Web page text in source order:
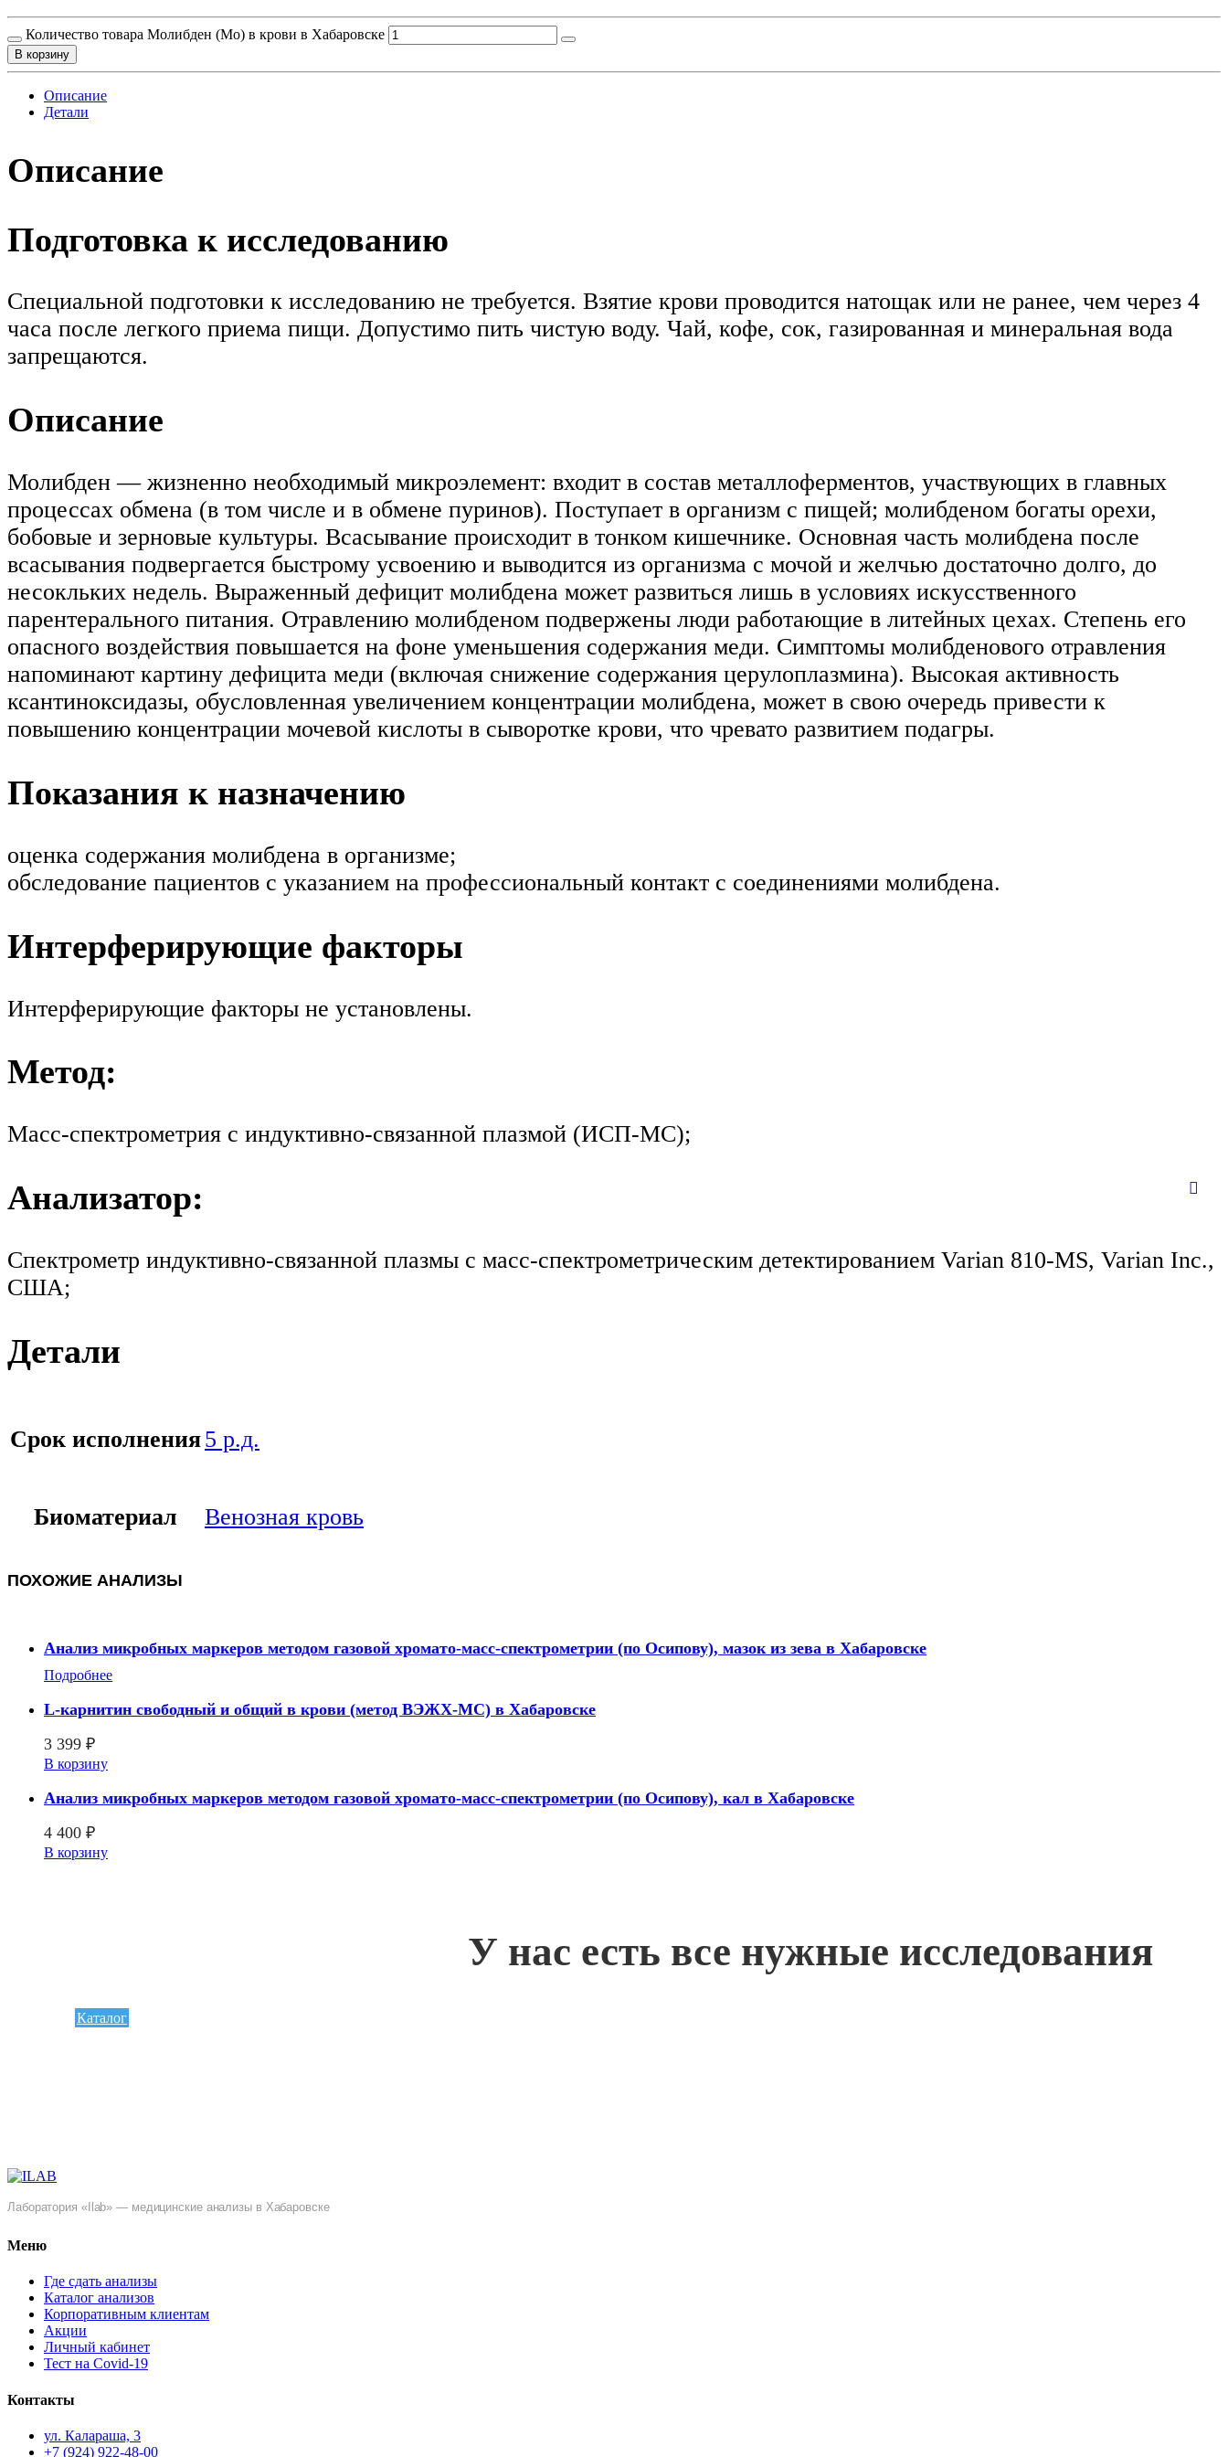
Количество товара Молибден (Mo) в крови в Хабаровске
В корзину
Описание
Детали
Описание
Подготовка к исследованию
Специальной подготовки к исследованию не требуется. Взятие крови проводится натощак или не ранее, чем через 4
часа после легкого приема пищи. Допустимо пить чистую воду. Чай, кофе, сок, газированная и минеральная вода
запрещаются.
Описание
Молибден — жизненно необходимый микроэлемент: входит в состав металлоферментов, участвующих в главных
процессах обмена (в том числе и в обмене пуринов). Поступает в организм с пищей; молибденом богаты орехи,
бобовые и зерновые культуры. Всасывание происходит в тонком кишечнике. Основная часть молибдена после
всасывания подвергается быстрому усвоению и выводится из организма с мочой и желчью достаточно долго, до
несокльких недель. Выраженный дефицит молибдена может развиться лишь в условиях искусственного
парентерального питания. Отравлению молибденом подвержены люди работающие в литейных цехах. Степень его
опасного воздействия повышается на фоне уменьшения содержания меди. Симптомы молибденового отравления
напоминают картину дефицита меди (включая снижение содержания церулоплазмина). Высокая активность
ксантиноксидазы, обусловленная увеличением концентрации молибдена, может в свою очередь привести к
повышению концентрации мочевой кислоты в сыворотке крови, что чревато развитием подагры.
Показания к назначению
оценка содержания молибдена в организме;
обследование пациентов с указанием на профессиональный контакт с соединениями молибдена.
Интерферирующие факторы
Интерферирующие факторы не установлены.
Метод:
Масс-спектрометрия с индуктивно-связанной плазмой (ИСП-МС);
Анализатор:
Спектрометр индуктивно-связанной плазмы с масс-спектрометрическим детектированием Varian 810-MS, Varian Inc.,
США;
Детали
Срок исполнения5 р.д.
Биоматериал Венозная кровь
ПОХОЖИЕ АНАЛИЗЫ
Анализ микробных маркеров методом газовой хромато-масс-спектрометрии (по Осипову), мазок из зева в Хабаровске
Подробнее
L-карнитин свободный и общий в крови (метод ВЭЖХ-МС) в Хабаровске
3 399 ₽
В корзину
Анализ микробных маркеров методом газовой хромато-масс-спектрометрии (по Осипову), кал в Хабаровске
4 400 ₽
В корзину
У нас есть все нужные исследования
Каталог
Лаборатория «Ilab» — медицинские анализы в Хабаровске
Меню
Где сдать анализы
Каталог анализов
Корпоративным клиентам
Акции
Личный кабинет
Тест на Covid-19
Контакты
ул. ​Калараша, 3
+7 (924) 922-48-00